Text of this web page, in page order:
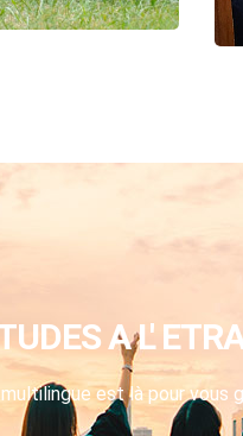
A L'
est là pour vous